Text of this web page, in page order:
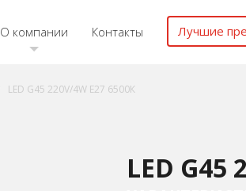
О компании Контакты Лучшие
LED G45 220V/4W E27 6500К
LED G45